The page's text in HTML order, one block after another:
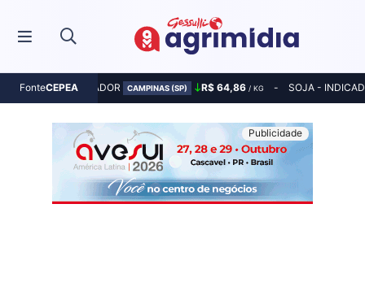
FonteCEPEA
MILHO - INDICADOR CAMPINAS (SP) R$ 64,86 / KG SOJA -